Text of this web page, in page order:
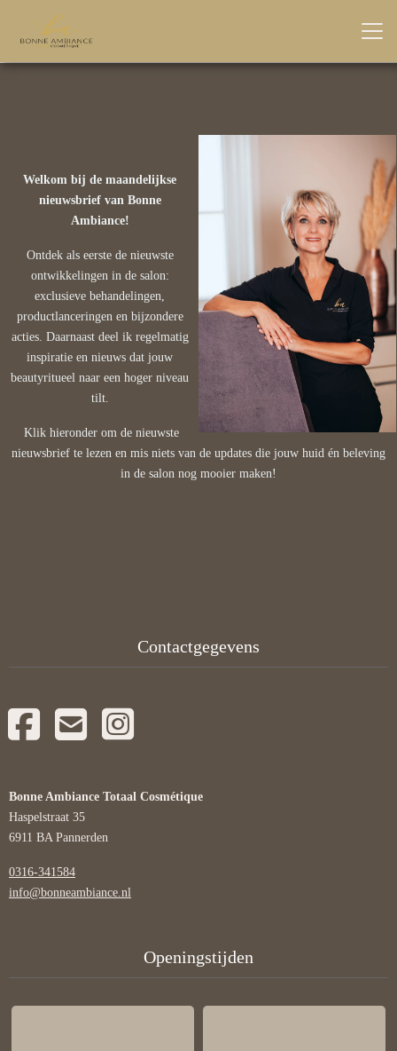
Welkom bij de maandelijkse
nieuwsbrief van Bonne
Ambiance!
Ontdek als eerste de nieuwste
ontwikkelingen in de salon:
exclusieve behandelingen,
productlanceringen en bijzondere
acties. Daarnaast deel ik regelmatig
inspiratie en nieuws dat jouw
beautyritueel naar een hoger niveau
tilt.
Klik hieronder om de nieuwste
nieuwsbrief te lezen en mis niets van de updates die jouw huid én beleving
in de salon nog mooier maken!
Contactgegevens
Bonne Ambiance Totaal Cosmétique
Haspelstraat 35
6911 BA Pannerden
0316-341584
info@bonneambiance.nl
Openingstijden